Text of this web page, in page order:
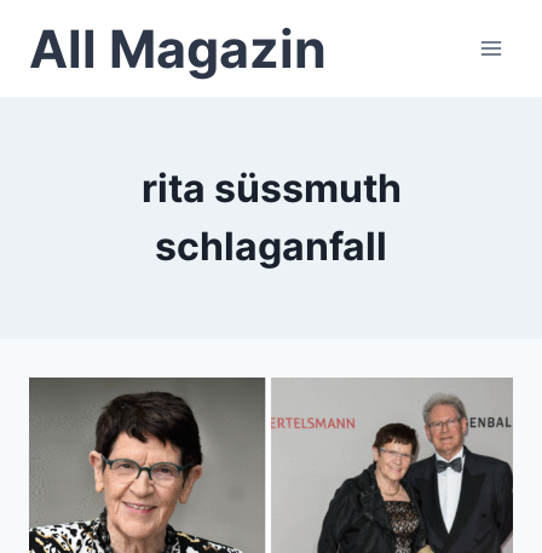
All Magazin
rita süssmuth
schlaganfall